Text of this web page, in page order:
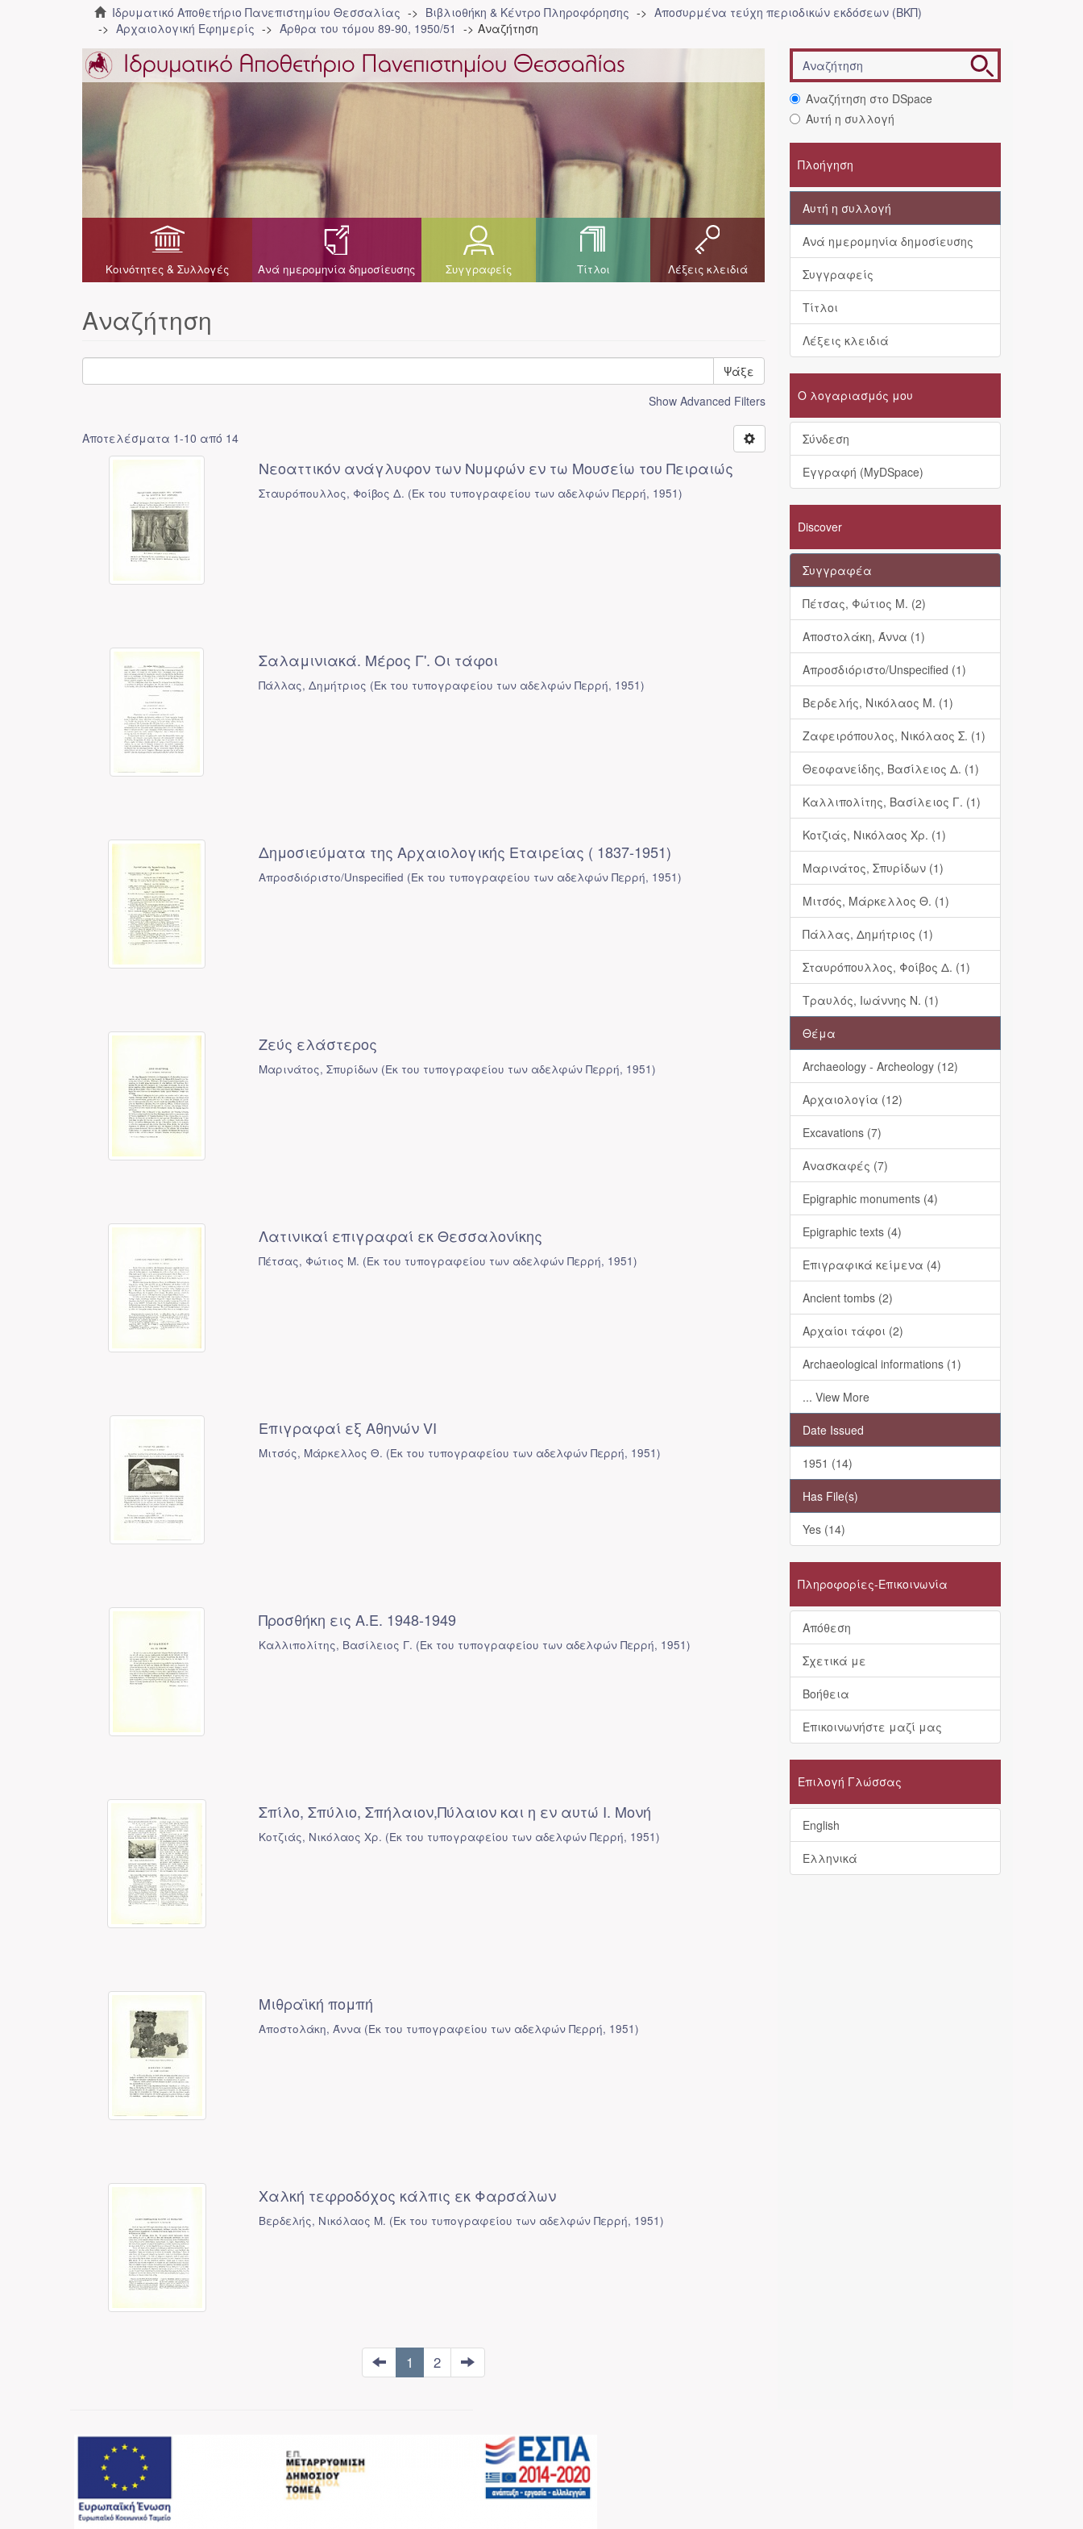
Ιδρυματικό Αποθετήριο Πανεπιστημίου Θεσσαλίας Βιβλιοθήκη & Κέντρο Πληροφόρησης
Αποσυρμένα τεύχη περιοδικών εκδόσεων (ΒΚΠ)
Αρχαιολογική Εφημερίς
Άρθρα του τόμου 89-90, 1950/51 Αναζήτηση
Κοινότητες & Συλλογές Ανά ημερομηνία δημοσίευσης Συγγραφείς Τίτλοι Λέξεις κλειδιά
Αναζήτηση
Ψάξε
Show Advanced Filters
Αποτελέσματα 1-10 από 14
Νεοαττικόν ανάγλυφον των Νυμφών εν τω Μουσείω του Πειραιώς
Σταυρόπουλλος, Φοίβος Δ. (Εκ του τυπογραφείου των αδελφών Περρή, 1951)
Σαλαμινιακά. Μέρος Γ'. Οι τάφοι
Πάλλας, Δημήτριος (Εκ του τυπογραφείου των αδελφών Περρή, 1951)
Δημοσιεύματα της Αρχαιολογικής Εταιρείας ( 1837-1951)
Απροσδιόριστο/Unspecified (Εκ του τυπογραφείου των αδελφών Περρή, 1951)
Ζεύς ελάστερος
Μαρινάτος, Σπυρίδων (Εκ του τυπογραφείου των αδελφών Περρή, 1951)
Λατινικαί επιγραφαί εκ Θεσσαλονίκης
Πέτσας, Φώτιος Μ. (Εκ του τυπογραφείου των αδελφών Περρή, 1951)
Επιγραφαί εξ Αθηνών VI
Μιτσός, Μάρκελλος Θ. (Εκ του τυπογραφείου των αδελφών Περρή, 1951)
Προσθήκη εις Α.Ε. 1948-1949
Καλλιπολίτης, Βασίλειος Γ. (Εκ του τυπογραφείου των αδελφών Περρή, 1951)
Σπίλο, Σπύλιο, Σπήλαιον,Πύλαιον και η εν αυτώ Ι. Μονή
Κοτζιάς, Νικόλαος Χρ. (Εκ του τυπογραφείου των αδελφών Περρή, 1951)
Μιθραϊκή πομπή
Αποστολάκη, Άννα (Εκ του τυπογραφείου των αδελφών Περρή, 1951)
Χαλκή τεφροδόχος κάλπις εκ Φαρσάλων
Βερδελής, Νικόλαος Μ. (Εκ του τυπογραφείου των αδελφών Περρή, 1951)
1 2
Αναζήτηση στο DSpace
Αυτή η συλλογή
Πλοήγηση
Αυτή η συλλογή
Ανά ημερομηνία δημοσίευσης
Συγγραφείς
Τίτλοι
Λέξεις κλειδιά
Ο λογαριασμός μου
Σύνδεση
Εγγραφή (MyDSpace)
Discover
Συγγραφέα
Πέτσας, Φώτιος Μ. (2)
Αποστολάκη, Άννα (1)
Απροσδιόριστο/Unspecified (1)
Βερδελής, Νικόλαος Μ. (1)
Ζαφειρόπουλος, Νικόλαος Σ. (1)
Θεοφανείδης, Βασίλειος Δ. (1)
Καλλιπολίτης, Βασίλειος Γ. (1)
Κοτζιάς, Νικόλαος Χρ. (1)
Μαρινάτος, Σπυρίδων (1)
Μιτσός, Μάρκελλος Θ. (1)
Πάλλας, Δημήτριος (1)
Σταυρόπουλλος, Φοίβος Δ. (1)
Τραυλός, Ιωάννης Ν. (1)
Θέμα
Archaeology - Archeology (12)
Αρχαιολογία (12)
Excavations (7)
Ανασκαφές (7)
Epigraphic monuments (4)
Epigraphic texts (4)
Επιγραφικά κείμενα (4)
Ancient tombs (2)
Αρχαίοι τάφοι (2)
Archaeological informations (1)
... View More
Date Issued
1951 (14)
Has File(s)
Yes (14)
Πληροφορίες-Επικοινωνία
Απόθεση
Σχετικά με
Βοήθεια
Επικοινωνήστε μαζί μας
Επιλογή Γλώσσας
English
Ελληνικά